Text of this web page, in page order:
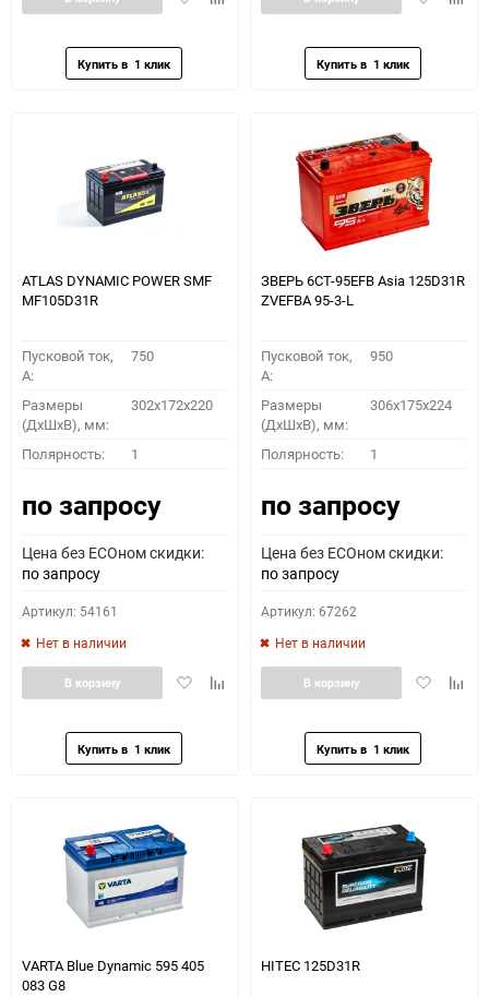
ATLAS DYNAMIC POWER SMF
MF105D31R
Пусковой ток,
A:
750
Размеры
(ДхШхВ), мм:
302x172x220
Полярность: 1
по запросу
Цена без ECOном скидки:
по запросу
Артикул: 54161
Нет в наличии
ДобавитьДобавить
В корзину
ЗВЕРЬ 6СТ-95EFB Asia 125D31R
ZVEFBA 95-3-L
Пусковой ток,
A:
950
Размеры
(ДхШхВ), мм:
306x175x224
Полярность: 1
по запросу
Цена без ECOном скидки:
по запросу
Артикул: 67262
Нет в наличии
Добавить
В корзину
VARTA Blue Dynamic 595 405
083 G8
HITEC 125D31R